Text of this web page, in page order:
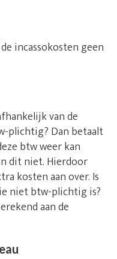
incassokosten geen
van de
plichtig? Dan betaalt
btw weer kan
dit niet. Hierdoor
kosten aan over. Is
niet btw-plichtig is?
aan de